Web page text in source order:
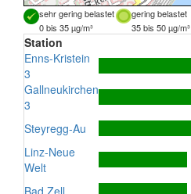
sehr gering belastet gering belastet
0 bis 35 µg/m³
35 bis 50 µg/m³
Station
Enns-Kristein
3
Gallneukirchen
3
Steyregg-Au
Linz-Neue
Welt
Bad Zell